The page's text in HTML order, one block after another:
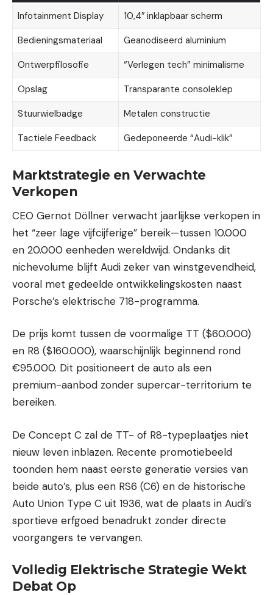
Infotainment Display
10,4″ inklapbaar scherm
Bedieningsmateriaal
Geanodiseerd aluminium
Ontwerpfilosofie
“Verlegen tech” minimalisme
Opslag
Transparante consoleklep
Stuurwielbadge
Metalen constructie
Tactiele Feedback
Gedeponeerde “Audi-klik”
Marktstrategie en Verwachte
Verkopen
CEO Gernot Döllner verwacht jaarlijkse verkopen in
het “zeer lage vijfcijferige” bereik—tussen 10.000
en 20.000 eenheden wereldwijd. Ondanks dit
nichevolume blijft Audi zeker van winstgevendheid,
vooral met gedeelde ontwikkelingskosten naast
Porsche’s elektrische 718-programma.
De prijs komt tussen de voormalige TT ($60.000)
en R8 ($160.000), waarschijnlijk beginnend rond
€95.000. Dit positioneert de auto als een
premium-aanbod zonder supercar-territorium te
bereiken.
De Concept C zal de TT- of R8-typeplaatjes niet
nieuw leven inblazen. Recente promotiebeeld
toonden hem naast eerste generatie versies van
beide auto’s, plus een RS6 (C6) en de historische
Auto Union Type C uit 1936, wat de plaats in Audi’s
sportieve erfgoed benadrukt zonder directe
voorgangers te vervangen.
Volledig Elektrische Strategie Wekt
Debat Op